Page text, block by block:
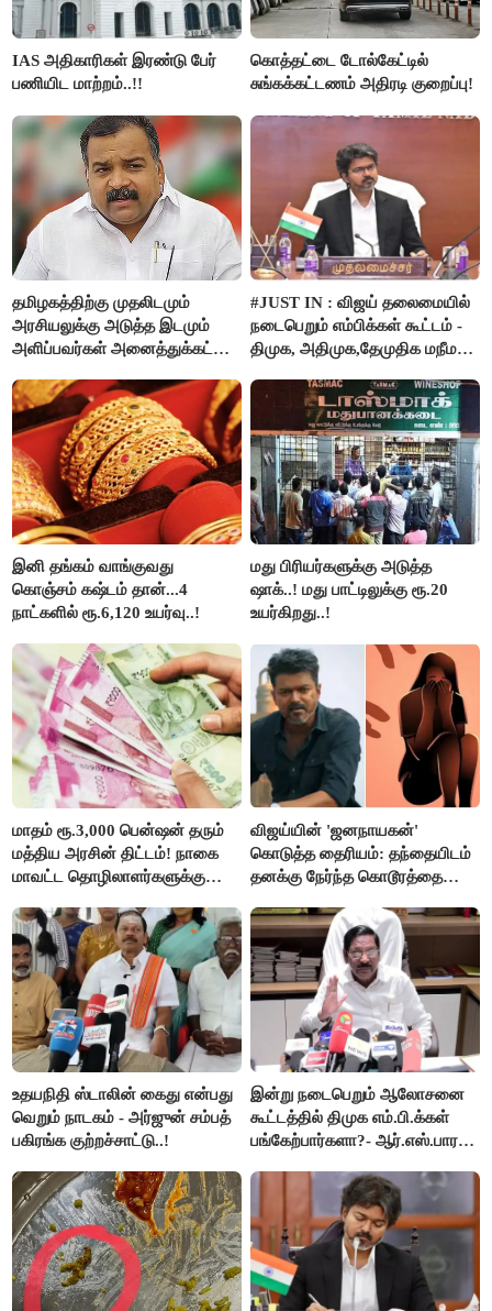
IAS அதிகாரிகள் இரண்டு பேர்
பணியிட மாற்றம்..!!
கொத்தட்டை டோல்கேட்டில்
சுங்கக்கட்டணம் அதிரடி குறைப்பு!
தமிழகத்திற்கு முதலிடமும்
அரசியலுக்கு அடுத்த இடமும்
அளிப்பவர்கள் அனைத்துக்கட்சி
பங்கேற்பார்கள் - மாணிக்கம்
தாகூர்..!!
#JUST IN : விஜய் தலைமையில்
நடைபெறும் எம்பிக்கள் கூட்டம் -
திமுக, அதிமுக,தேமுதிக மநீம
இனி தங்கம் வாங்குவது
கொஞ்சம் கஷ்டம் தான்...4
நாட்களில் ரூ.6,120 உயர்வு..!
மது பிரியர்களுக்கு அடுத்த
ஷாக்..! மது பாட்டிலுக்கு ரூ.20
உயர்கிறது..!
மாதம் ரூ.3,000 பென்ஷன் தரும்
மத்திய அரசின் திட்டம்! நாகை
மாவட்ட தொழிலாளர்களுக்கு
செய்தி!
விஜய்யின் 'ஜனநாயகன்'
கொடுத்த தைரியம்: தந்தையிடம்
தனக்கு நேர்ந்த கொடூரத்தை
உதயநிதி ஸ்டாலின் கைது என்பது
வெறும் நாடகம் - அர்ஜுன் சம்பத்
பகிரங்க குற்றச்சாட்டு..!
இன்று நடைபெறும் ஆலோசனை
கூட்டத்தில் திமுக எம்.பி.க்கள்
பங்கேற்பார்களா?- ஆர்.எஸ்.பாரதி